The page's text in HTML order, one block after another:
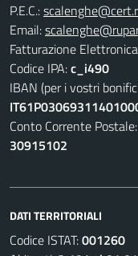
P.E.C.:
Email:
Fatturazione
Codice IPA:c_i490
IBAN (per i vostri
Conto Corrente Postale:
30915102
DATI TERRITORIALI
Codice ISTAT:001260